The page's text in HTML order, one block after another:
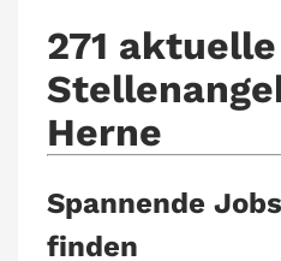
271
Herne
Spannende
finden